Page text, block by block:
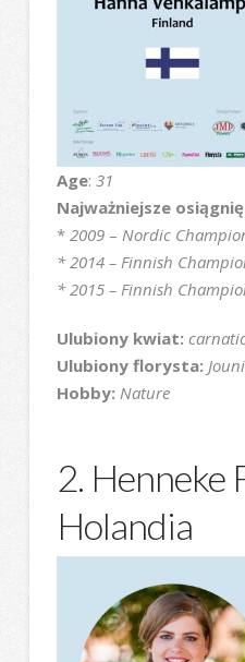
Age: 31
Najważniejsze
* 2009– Nordic
* 2014 – Finnish
* 2015 – Finnish
Ulubiony kwiat:
Ulubiony florysta:
Hobby: Nature
2. Henneke
Holandia